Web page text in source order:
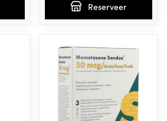
Reserveer